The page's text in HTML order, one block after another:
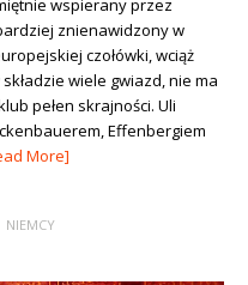
znienawidzony w
czołówki, wciąż
wiele gwiazd, nie ma
pełen skrajności. Uli
Effenbergiem
More]
NIEMCY